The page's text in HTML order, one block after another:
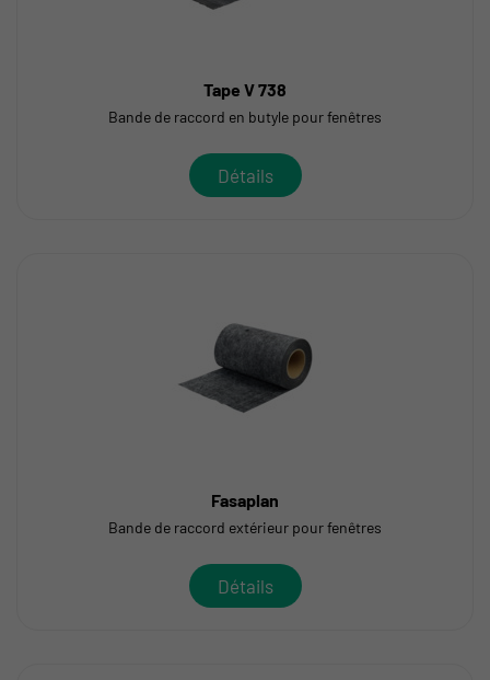
Tape V 738
Bande de raccord en butyle pour fenêtres
Détails
Fasaplan
Bande de raccord extérieur pour fenêtres
Détails